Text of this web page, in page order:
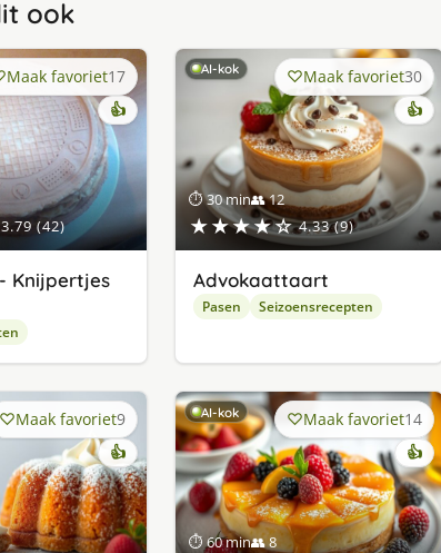
ook
3.79 (42)
Maak favoriet17
👍
Knijpertjes
AI-kok
⏱ 30 min👥 12
★★★★☆ 4.33 (9)
Maak favoriet30
👍
Advokaattaart
Pasen Seizoensrecepten
Maak favoriet9
👍
AI-kok
⏱ 60 min👥 8
Maak favoriet14
👍